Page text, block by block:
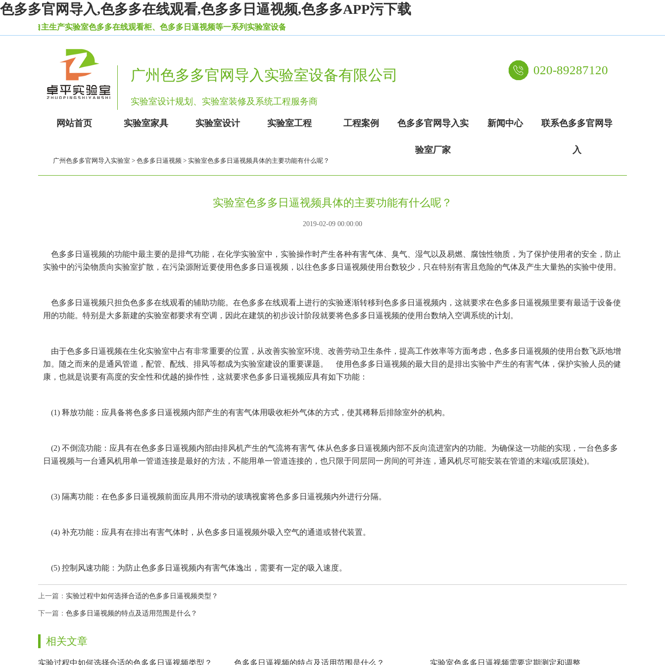
色多多官网导入,色多多在线观看,色多多日逼视频,色多多APP污下载
主生产实验室色多多在线观看柜、色多多日逼视频等一系列实验室设备家具。
广州色多多官网导入实验室设备有限公司
实验室设计规划、实验室装修及系统工程服务商
020-89287120
网站首页 实验室家具 实验室设计 实验室工程 工程案例 色多多官网导入实
验室厂家
新闻中心 联系色多多官网导
入
广州色多多官网导入实验室 > 色多多日逼视频 > 实验室色多多日逼视频具体的主要功能有什么呢？
实验室色多多日逼视频具体的主要功能有什么呢？
2019-02-09 00:00:00
色多多日逼视频的功能中最主要的是排气功能，在化学实验室中，实验操作时产生各种有害气体、臭气、湿气以及易燃、腐蚀性物质，为了保护使用者的安全，防止
实验中的污染物质向实验室扩散，在污染源附近要使用色多多日逼视频，以往色多多日逼视频使用台数较少，只在特别有害且危险的气体及产生大量热的实验中使用。
色多多日逼视频只担负色多多在线观看的辅助功能。在色多多在线观看上进行的实验逐渐转移到色多多日逼视频内，这就要求在色多多日逼视频里要有最适于设备使
用的功能。特别是大多新建的实验室都要求有空调，因此在建筑的初步设计阶段就要将色多多日逼视频的使用台数纳入空调系统的计划。
由于色多多日逼视频在生化实验室中占有非常重要的位置，从改善实验室环境、改善劳动卫生条件，提高工作效率等方面考虑，色多多日逼视频的使用台数飞跃地增
加。随之而来的是通风管道，配管、配线、排风等都成为实验室建设的重要课题。 使用色多多日逼视频的最大目的是排出实验中产生的有害气体，保护实验人员的健
康，也就是说要有高度的安全性和优越的操作性，这就要求色多多日逼视频应具有如下功能：
(1) 释放功能：应具备将色多多日逼视频内部产生的有害气体用吸收柜外气体的方式，使其稀释后排除室外的机构。
(2) 不倒流功能：应具有在色多多日逼视频内部由排风机产生的气流将有害气 体从色多多日逼视频内部不反向流进室内的功能。为确保这一功能的实现，一台色多多
日逼视频与一台通风机用单一管道连接是最好的方法，不能用单一管道连接的，也只限于同层同一房间的可并连，通风机尽可能安装在管道的末端(或层顶处)。
(3) 隔离功能：在色多多日逼视频前面应具用不滑动的玻璃视窗将色多多日逼视频内外进行分隔。
(4) 补充功能：应具有在排出有害气体时，从色多多日逼视频外吸入空气的通道或替代装置。
(5) 控制风速功能：为防止色多多日逼视频内有害气体逸出，需要有一定的吸入速度。
上一篇： 实验过程中如何选择合适的色多多日逼视频类型？
下一篇： 色多多日逼视频的特点及适用范围是什么？
相关文章
实验过程中如何选择合适的色多多日逼视频类型？ 色多多日逼视频的特点及适用范围是什么？ 实验室色多多日逼视频需要定期测定和调整